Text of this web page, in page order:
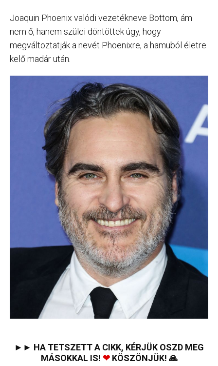
Joaquin Phoenix valódi vezetékneve Bottom, ám
nem ő, hanem szülei döntöttek úgy, hogy
megváltoztatják a nevét Phoenixre, a hamuból életre
kelő madár után.
►► HA TETSZETT A CIKK, KÉRJÜK OSZD MEG
MÁSOKKAL IS! ❤KÖSZÖNJÜK! 🙏